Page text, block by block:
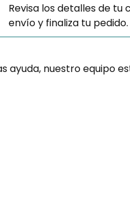
Revisa los detalles de
envío y finaliza tu
ayuda, nuestro equipo